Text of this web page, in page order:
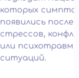
которых
появились после
стрессов,
или
ситуаций.